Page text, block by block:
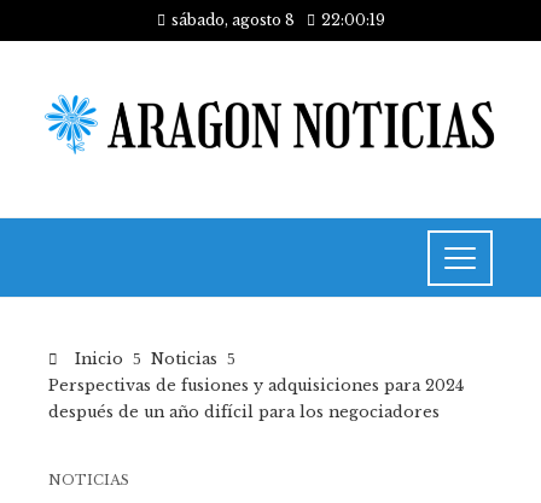
sábado, agosto 8 22:00:19
Inicio
Noticias
Perspectivas de fusiones y adquisiciones para 2024
después de un año difícil para los negociadores
NOTICIAS